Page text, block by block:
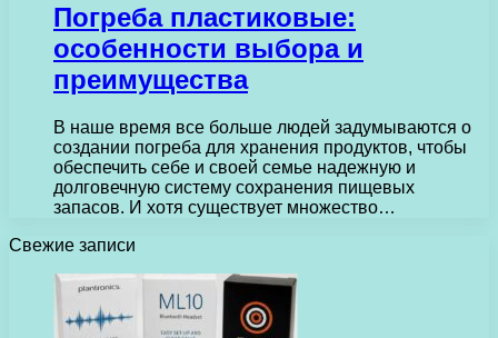
Погреба пластиковые:
особенности выбора и
преимущества
В наше время все больше людей задумываются о
создании погреба для хранения продуктов, чтобы
обеспечить себе и своей семье надежную и
долговечную систему сохранения пищевых
запасов. И хотя существует множество…
Свежие записи